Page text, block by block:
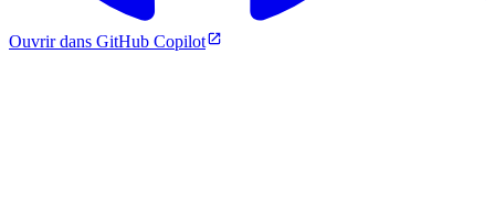
Ouvrir dans GitHub Copilot